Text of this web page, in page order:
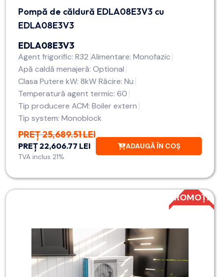
Pompă de căldură EDLA08E3V3 cu
EDLA08E3V3
EDLA08E3V3
Agent frigorific: R32 Alimentare: Monofazic
Apă caldă menajeră: Optional
Clasa Putere kW: 8kW Răcire: Nu
Temperatură agent termic: 60
Tip producere ACM: Boiler extern
Tip system: Monoblock
PREȚ 25,689.51 LEI
PREȚ 22,606.77 LEI
TVA inclus 21%
ADAUGĂ ÎN COȘ
PROMOȚIE